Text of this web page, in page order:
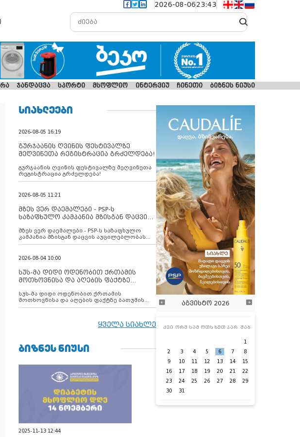
2026-08-0623:43
ჯანდაცვა სპორტი მსოფლიო ინტერვიუ ჩინეთი ბიზნეს ნიუსი
ᲡᲘᲐᲮᲚᲔᲔᲑᲘ
2026-08-05 16:19
გურჯაანის ღვინის ფესტივალზე
მეღვინეთა რეგისტრაცია გრძელდება!
გურჯაანის ღვინის ფესტივალზე მეღვინეთა
რეგისტრაცია გრძელდება!
2026-08-05 11:21
მზეს ვერ დაემალები - PSP-ს
საზაფხულო კამპანია მზისგან დაცვის
მზეს ვერ დაემალები - PSP-ს საზაფხულო
კამპანია მზისგან დაცვის აუცილებლობას
გვახსენებს
2026-08-04 10:00
სუს-მა დიდი ოდენობით ქრთამის
მოთხოვნისა და აღების ფაქტზე
დააკავა
სუს-მა დიდი ოდენობით ქრთამის
მოთხოვნისა და აღების ფაქტზე ბათუმის
მერიის თანამშრომელი დააკავა
ყველა სიახლე
ᲑᲘᲖᲜᲔᲡ ᲜᲘᲣᲡᲘ
2025-11-13 12:44
აგვისტო 2026
კვი ორშ სამ ოთხ ხუთ პარ შაბ
1
2
3 4 5 6 7
8
9
10 11 12 13 14
15
16
17 18 19 20 21
22
23
24 25 26 27 28
29
30
31